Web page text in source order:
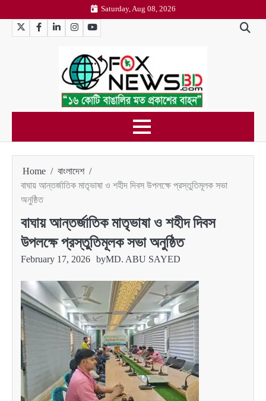
to
content
Saturday, Aug 08, 2026
TwitterFacebookLinkedInInstagramYouTube
Home
বাংলাদেশ
বাঘায় আন্তর্জাতিক মাতৃভাষা ও শহীদ দিবস উপলক্ষে প্রস্তুতিমূলক সভা
অনুষ্ঠিত
বাঘায় আন্তর্জাতিক মাতৃভাষা ও শহীদ দিবস
উপলক্ষে প্রস্তুতিমূলক সভা অনুষ্ঠিত
February 17, 2026 byMD. ABU SAYED